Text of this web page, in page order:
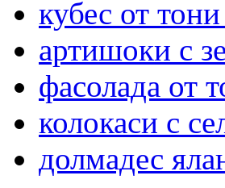
кубес от
артишоки с
фасолада от
колокаси с
долмадес